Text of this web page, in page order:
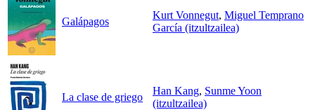
Galápagos
Kurt Vonnegut, Miguel Temprano
García (itzultzailea)
La clase de griego
Han Kang, Sunme Yoon
(itzultzailea)